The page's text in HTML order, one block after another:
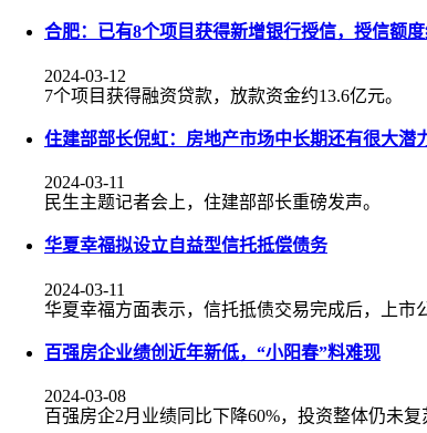
合肥：已有8个项目获得新增银行授信，授信额
2024-03-12
7个项目获得融资贷款，放款资金约13.6亿元。
住建部部长倪虹：房地产市场中长期还有很大潜
2024-03-11
民生主题记者会上，住建部部长重磅发声。
华夏幸福拟设立自益型信托抵偿债务
2024-03-11
华夏幸福方面表示，信托抵债交易完成后，上市
百强房企业绩创近年新低，“小阳春”料难现
2024-03-08
百强房企2月业绩同比下降60%，投资整体仍未复